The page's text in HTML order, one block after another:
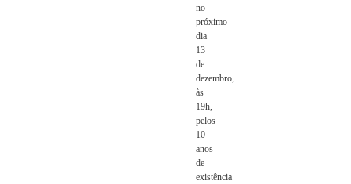
no
próximo
dia
13
de
dezembro,
às
19h,
pelos
10
anos
de
existência